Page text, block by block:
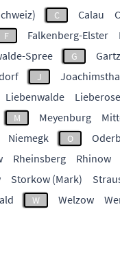
C Calau
F Falkenberg-Elster
Spree G Gartz
J
Liebenwalde Lieberose
M Meyenburg
Niemegk O
Rheinsberg Rhinow
Storkow (Mark)
W Welzow